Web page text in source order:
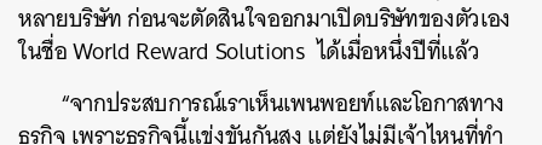
หลายบริษัท ก่อนจะตัดสินใจออกมาเปิดบริษัทของตัวเอง
ในชื่อWorld Reward Solutions ได้เมื่อหนึ่งปีที่แล้ว
“จากประสบการณ์เราเห็นเพนพอยท์และโอกาสทาง
ธุรกิจ เพราะธุรกิจนี้แข่งขันกันสูง แต่ยังไม่มีเจ้าไหนที่ทำ